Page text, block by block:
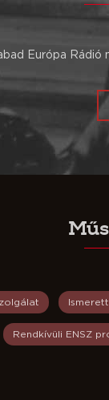
Európa
Rendkívüli ENSZ